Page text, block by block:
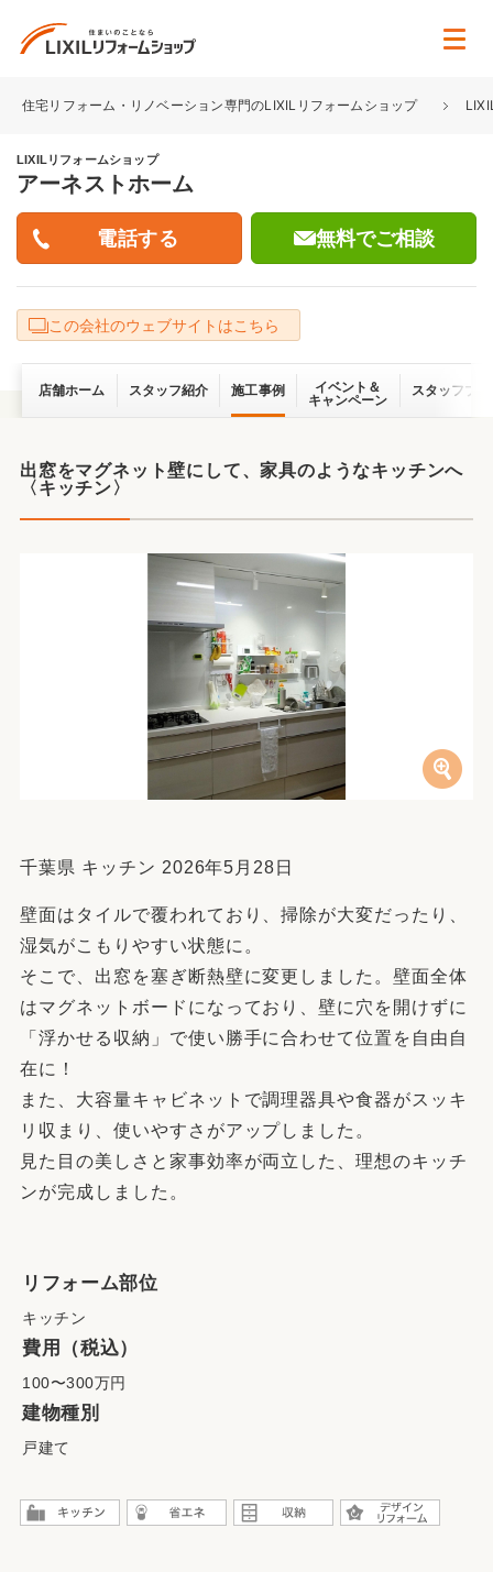
住宅リフォーム・リノベーション専門のLIXILリフォームショップ
LIXILリフォームショップ
アーネストホーム
無料でご相談
この会社のウェブサイトはこちら
店舗ホーム スタッフ紹介 施工事例
イベント＆
キャンペーン
スタッフブ
出窓をマグネット壁にして、家具のようなキッチンへ
〈キッチン〉
千葉県 キッチン 2026年5月28日
壁面はタイルで覆われており、掃除が大変だったり、
湿気がこもりやすい状態に。
そこで、出窓を塞ぎ断熱壁に変更しました。壁面全体
はマグネットボードになっており、壁に穴を開けずに
「浮かせる収納」で使い勝手に合わせて位置を自由自
在に！
また、大容量キャビネットで調理器具や食器がスッキ
リ収まり、使いやすさがアップしました。
見た目の美しさと家事効率が両立した、理想のキッチ
ンが完成しました。
リフォーム部位
キッチン
費用（税込）
100〜300万円
建物種別
戸建て